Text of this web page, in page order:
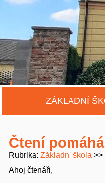
ZÁKLADNÍ
Čtení pomáhá
Rubrika Základní škola
Ahoj čtenáři,